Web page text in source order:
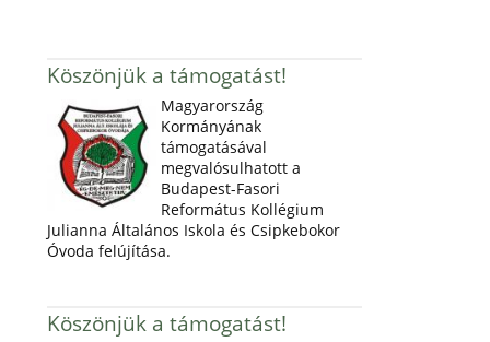
Köszönjük a támogatást!
Magyarország
Kormányának
támogatásával
megvalósulhatott a
Budapest-Fasori
Református Kollégium
Julianna Általános Iskola és Csipkebokor
Óvoda felújítása.
Köszönjük a támogatást!